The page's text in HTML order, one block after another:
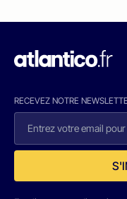
RECEVEZ NOTRE